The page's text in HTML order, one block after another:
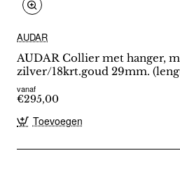
AUDAR
AUDAR Collier met hanger,
zilver/18krt.goud 29mm.
vanaf
€295,00
Toevoegen